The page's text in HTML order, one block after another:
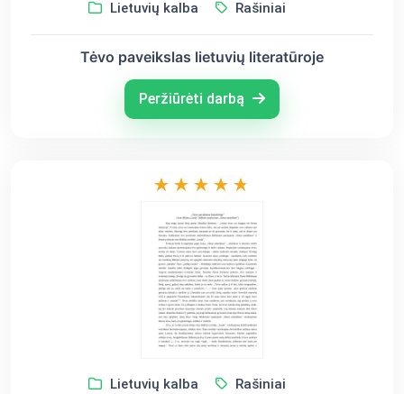
Lietuvių kalba Rašiniai
Tėvo paveikslas lietuvių literatūroje
Peržiūrėti darbą
Lietuvių kalba Rašiniai